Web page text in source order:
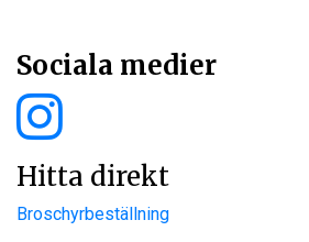
Sociala medier
Hitta direkt
Broschyrbeställning